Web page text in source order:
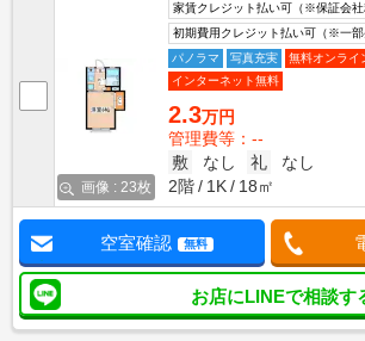
画像 : 23枚
家賃クレジット払い可（※保証会社
初期費用クレジット払い可（※一部
パノラマ
写真充実
無料オンライ
インターネット無料
2.3万円
管理費等：--
敷
なし 礼
なし
2階
1K 18㎡
空室確認 無料
お店にLINEで相談す